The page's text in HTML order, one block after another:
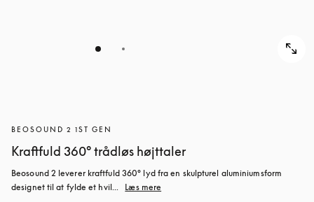
BEOSOUND 2 1ST GEN
Kraftfuld 360° trådløs højttaler
Beosound 2 leverer kraftfuld 360° lyd fra en skulpturel aluminiumsform
designet til at fylde et hvil...
Læs mere